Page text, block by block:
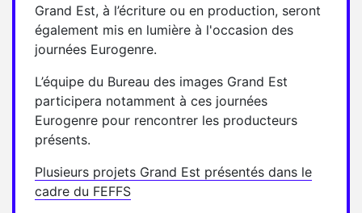
Grand Est, à l’écriture ou en production, seront
également mis en lumière à l'occasion des
journées Eurogenre.
L’équipe du Bureau des images Grand Est
participera notamment à ces journées
Eurogenre pour rencontrer les producteurs
présents.
Plusieurs projets Grand Est présentés dans le
cadre du FEFFS